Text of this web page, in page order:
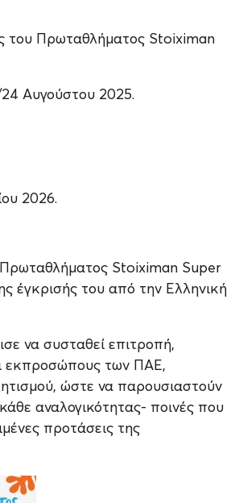
του Πρωταθλήματος Stoiximan
Αυγούστου 2025.
2026.
Πρωταθλήματος Stoiximan Super
έγκρισής του από την Ελληνική
να συσταθεί επιτροπή,
εκπροσώπους των ΠΑΕ,
ώστε να παρουσιαστούν
αναλογικότητας- ποινές που
προτάσεις της